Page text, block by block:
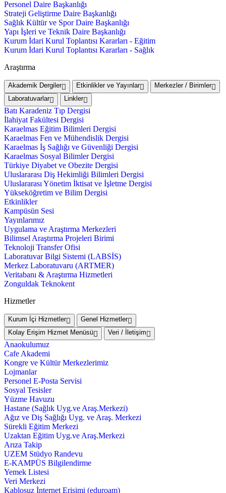
Personel Daire Başkanlığı
Strateji Geliştirme Daire Başkanlığı
Sağlık Kültür ve Spor Daire Başkanlığı
Yapı İşleri ve Teknik Daire Başkanlığı
Kurum İdari Kurul Toplantısı Kararları - Eğitim
Kurum İdari Kurul Toplantısı Kararları - Sağlık
Araştırma
Akademik Dergiler Etkinlikler ve Yayınlar
Merkezler / Birimler
Laboratuvarlar
Linkler
Batı Karadeniz Tıp Dergisi
İlahiyat Fakültesi Dergisi
Karaelmas Eğitim Bilimleri Dergisi
Karaelmas Fen ve Mühendislik Dergisi
Karaelmas İş Sağlığı ve Güvenliği Dergisi
Karaelmas Sosyal Bilimler Dergisi
Türkiye Diyabet ve Obezite Dergisi
Uluslararası Diş Hekimliği Bilimleri Dergisi
Uluslararası Yönetim İktisat ve İşletme Dergisi
Yükseköğretim ve Bilim Dergisi
Etkinlikler
Kampüsün Sesi
Yayınlarımız
Uygulama ve Araştırma Merkezleri
Bilimsel Araştırma Projeleri Birimi
Teknoloji Transfer Ofisi
Laboratuvar Bilgi Sistemi (LABSİS)
Merkez Laboratuvaru (ARTMER)
Veritabanı & Araştırma Hizmetleri
Zonguldak Teknokent
Hizmetler
Kurum İçi Hizmetler
Genel Hizmetler
Kolay Erişim Hizmet Menüsü
Veri / İletişim
Anaokulumuz
Cafe Akademi
Kongre ve Kültür Merkezlerimiz
Lojmanlar
Personel E-Posta Servisi
Sosyal Tesisler
Yüzme Havuzu
Hastane (Sağlık Uyg.ve Araş.Merkezi)
Ağız ve Diş Sağlığı Uyg. ve Araş. Merkezi
Sürekli Eğitim Merkezi
Uzaktan Eğitim Uyg.ve Araş.Merkezi
Arıza Takip
UZEM Stüdyo Randevu
E-KAMPÜS Bilgilendirme
Yemek Listesi
Veri Merkezi
Kablosuz İnternet Erişimi (eduroam)